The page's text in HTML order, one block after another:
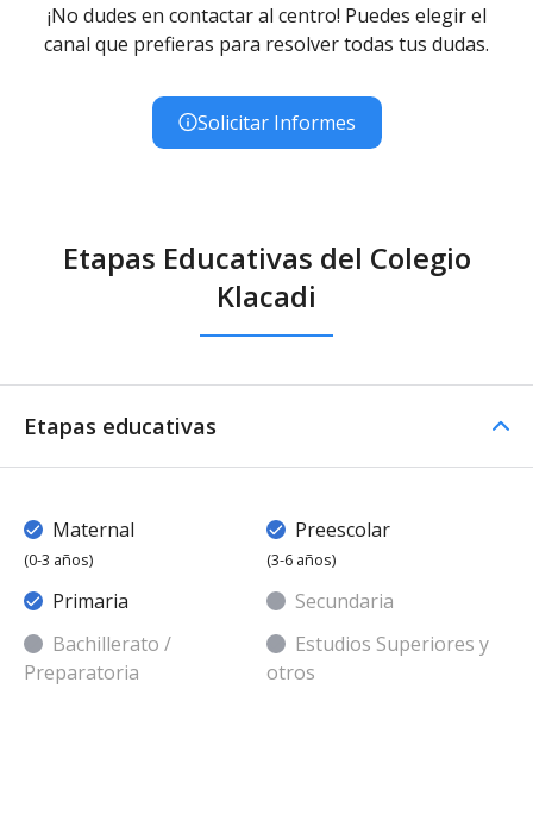
¡No dudes en contactar al centro! Puedes elegir el
canal que prefieras para resolver todas tus dudas.
Solicitar Informes
Etapas Educativas del Colegio
Klacadi
Etapas educativas
Maternal
(0-3 años)
Preescolar
(3-6 años)
Primaria
Secundaria
Bachillerato /
Preparatoria
Estudios Superiores y
otros